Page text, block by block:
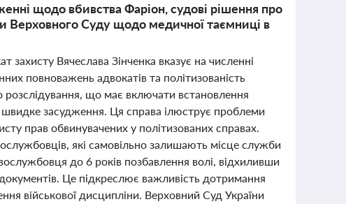
щодо вбивства Фаріон, судові рішення про
Верховного Суду щодо медичної таємниці в
Вячеслава Зінченка вказує на численні
повноважень адвокатів та політизованість
розслідування, що має включати встановлення
швидке засудження. Ця справа ілюструє проблеми
прав обвинувачених у політизованих справах.
які самовільно залишають місце служби
до 6 років позбавлення волі, відхиливши
Це підкреслює важливість дотримання
військової дисципліни. Верховний Суд України